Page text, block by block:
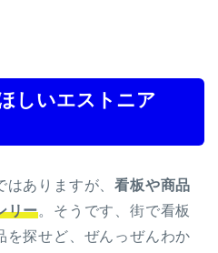
しいエストニア
はありますが、看板や商品
リー。そうです、街で看板
を探せど、ぜんっぜんわか